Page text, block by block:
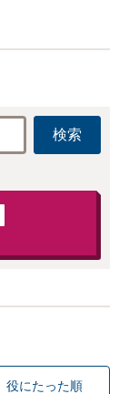
検索
役にたった順